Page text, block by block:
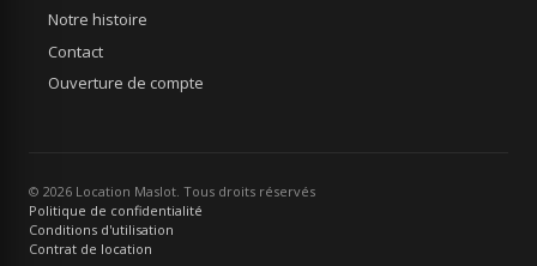
Notre histoire
Contact
Ouverture de compte
© 2026 Location Maslot. Tous droits réservés
Politique de confidentialité
Conditions d'utilisation
Contrat de location